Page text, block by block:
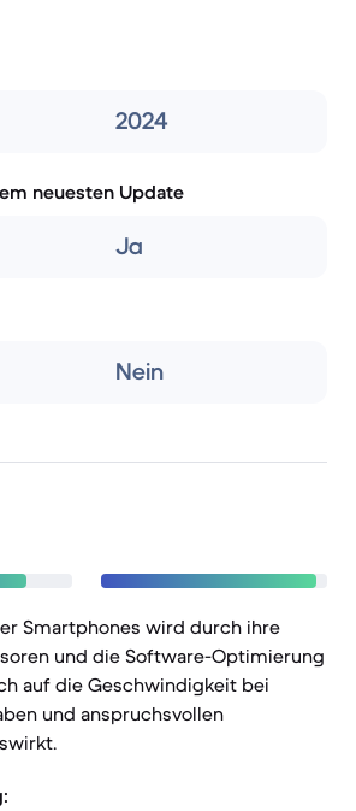
2024
neuesten Update
Ja
Nein
Smartphones wird durch ihre
und die Software-Optimierung
auf die Geschwindigkeit bei
und anspruchsvollen